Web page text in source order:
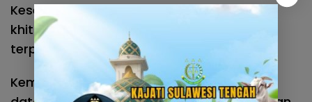
Kesehatan seperti operasi bibir sumbing,
khitanan dan operasi mata katarak yang
terpusat di Balikpapan,” terang Dedi.
Kemudian pada Senin, 20 Juni yang akan